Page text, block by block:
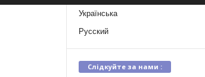
Українська
Русский
Слідкуйте за нами :